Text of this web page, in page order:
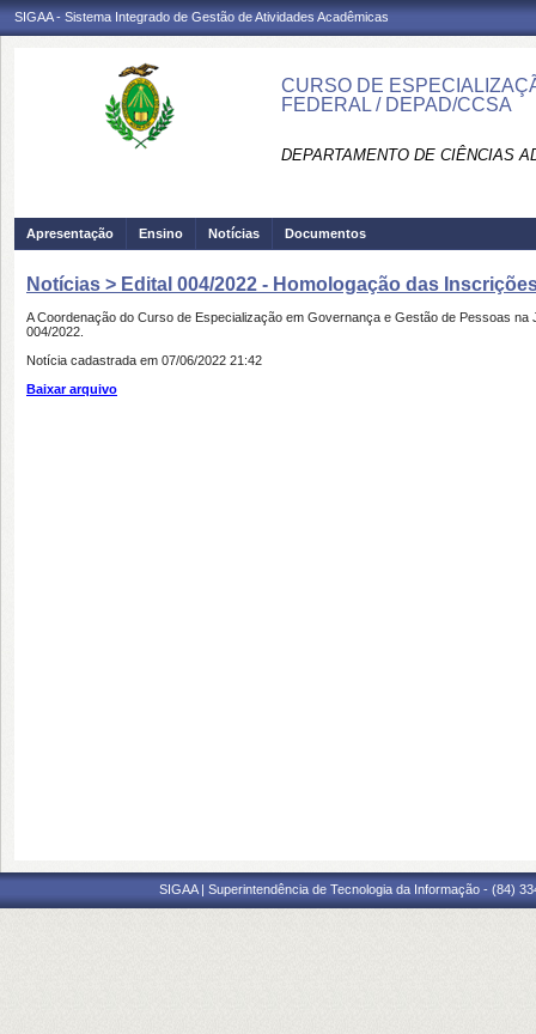
SIGAA - Sistema Integrado de Gestão de Atividades Acadêmicas
CURSO DE
FEDERAL / DEPAD/CCSA
DEPARTAMENTO DE CIÊNCIAS
Apresentação Ensino Notícias Documentos
Notícias > Edital 004/2022 - Homologação das
A Coordenação do Curso de Especialização em Governança e Gestão de Pessoas
004/2022.
Notícia cadastrada em 07/06/2022 21:42
Baixar arquivo
SIGAA | Superintendência de Tecnologia da Informação - (84)